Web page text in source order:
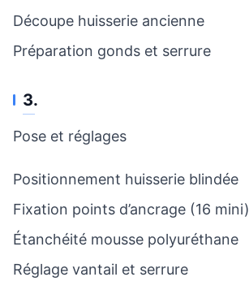
Découpe huisserie ancienne
Préparation gonds et serrure
3.
Pose et réglages
Positionnement huisserie blindée
Fixation points d’ancrage (16 mini)
Étanchéité mousse polyuréthane
Réglage vantail et serrure